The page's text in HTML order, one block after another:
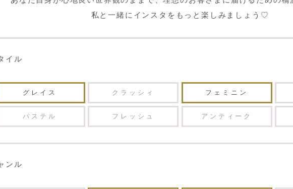
私と一緒にインスタをもっと楽しみましょう♡
イル
グレイス クラッシィ フェミニン
パステル フレッシュ アンティーク
ンル